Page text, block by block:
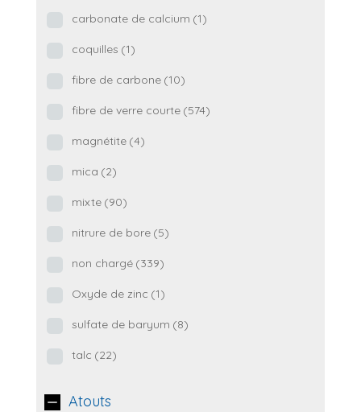
carbonate de calcium (1)
coquilles (1)
fibre de carbone (10)
fibre de verre courte (574)
magnétite (4)
mica (2)
mixte (90)
nitrure de bore (5)
non chargé (339)
Oxyde de zinc (1)
sulfate de baryum (8)
talc (22)
Atouts